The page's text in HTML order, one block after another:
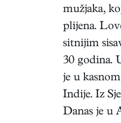
mužjaka,
plijena.
sitnijim
30 godina.
je u
Indije. Iz
Danas je u